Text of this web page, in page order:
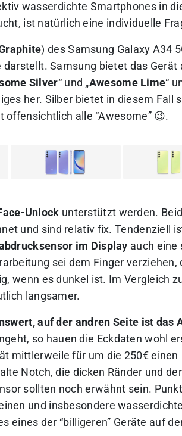
wasserdichte Smartphones in
ist natürlich eine individuelle
) des Samsung Galaxy A34
Samsung bietet das Gerät
Silver“ und „Awesome Lime“
her. Silber bietet in diesem Fall
offensichtlich alle “Awesome” 😉.
Unlock unterstützt werden.
und sind relativ fix. Tendenziell
im Display auch eine
sei dem Finger verziehen,
wenn es dunkel ist. Im Vergleich
langsamer.
auf der andren Seite ist das
so hauen die Eckdaten wohl
mittlerweile für um die 250€ einen
Notch, die dicken Ränder und der
sollten noch erwähnt sein.
und insbesondere
eines der “billigeren” Geräte auf